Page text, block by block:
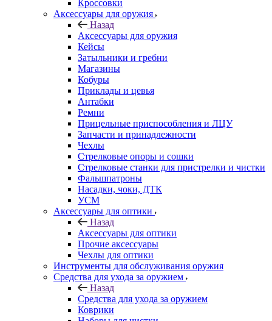
Кроссовки
Аксессуары для оружия
Назад
Аксессуары для оружия
Кейсы
Затыльники и гребни
Магазины
Кобуры
Приклады и цевья
Антабки
Ремни
Прицельные приспособления и ЛЦУ
Запчасти и принадлежности
Чехлы
Стрелковые опоры и сошки
Стрелковые станки для пристрелки и чистки
Фальшпатроны
Насадки, чоки, ДТК
УСМ
Аксессуары для оптики
Назад
Аксессуары для оптики
Прочие аксессуары
Чехлы для оптики
Инструменты для обслуживания оружия
Средства для ухода за оружием
Назад
Средства для ухода за оружием
Коврики